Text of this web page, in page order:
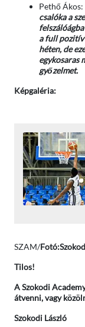
Pethő Ákos:
csalóka a
a full pozitív
héten, de
egykosaras
győzelmet.
Képgaléria:
SZAM/
Tilos!
A Szokodi
átvenni, vagy
Szokodi László